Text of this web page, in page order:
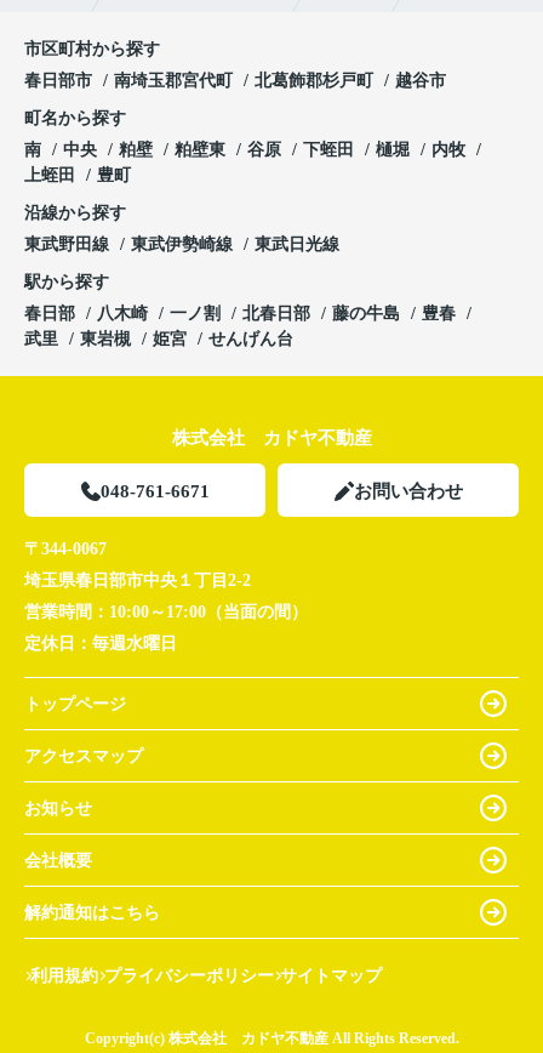
市区町村から探す
春日部市
南埼玉郡宮代町 北葛飾郡杉戸町 越谷市
町名から探す
南
中央 粕壁 粕壁東 谷原 下蛭田 樋堀
内牧
上蛭田
豊町
沿線から探す
東武野田線
東武伊勢崎線 東武日光線
駅から探す
春日部
八木崎 一ノ割 北春日部 藤の牛島
豊春
武里
東岩槻 姫宮 せんげん台
株式会社 カドヤ不動産
048-761-6671 お問い合わせ
〒344-0067
埼玉県春日部市中央１丁目2-2
営業時間： 10:00～17:00（当面の間）
定休日： 毎週水曜日
トップページ
アクセスマップ
お知らせ
会社概要
解約通知はこちら
利用規約 プライバシーポリシー サイトマップ
Copyright(c) 株式会社 カドヤ不動産 All Rights Reserved.